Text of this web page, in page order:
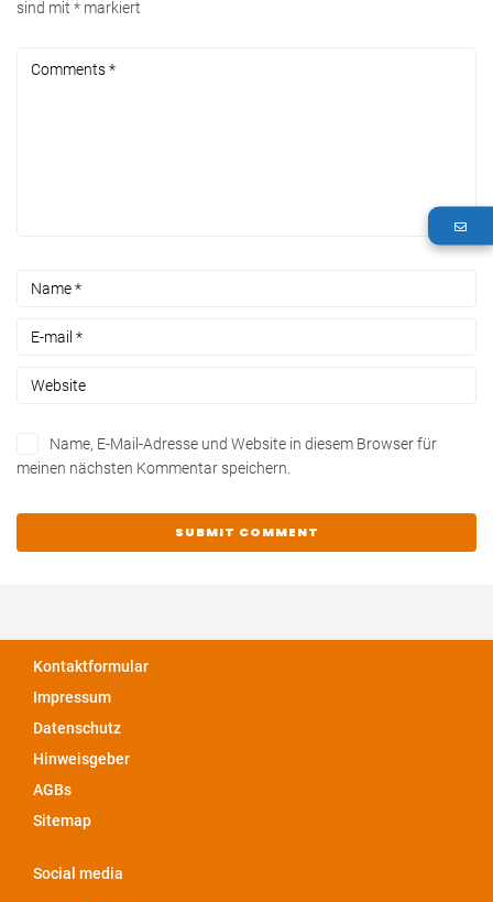
sind mit * markiert
Name, E-Mail-Adresse und Website in diesem Browser für
meinen nächsten Kommentar speichern.
Kontaktformular
Impressum
Datenschutz
Hinweisgeber
AGBs
Sitemap
Social media